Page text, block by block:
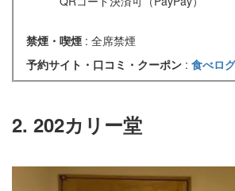
禁煙・喫煙 : 全席禁煙
予約サイト・口コミ・クーポン : 食べログ
2. 202カリー堂